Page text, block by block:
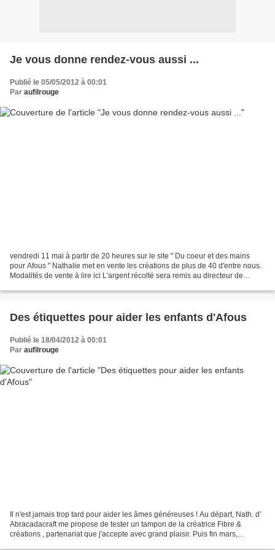
Je vous donne rendez-vous aussi ...
Publié le 05/05/2012 à 00:01
Par aufilrouge
vendredi 11 mai à partir de 20 heures sur le site " Du coeur et des mains
pour Afous " Nathalie met en vente les créations de plus de 40 d'entre nous.
Modalités de vente à lire ici L'argent récolté sera remis au directeur de
Des étiquettes pour aider les enfants d'Afous
Publié le 18/04/2012 à 00:01
Par aufilrouge
Il n'est jamais trop tard pour aider les âmes généreuses ! Au départ, Nath. d'
Abracadacraft me propose de tester un tampon de la créatrice Fibre &
créations , partenariat que j'accepte avec grand plaisir. Puis fin mars,